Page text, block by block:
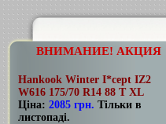
ВНИМАНИЕ! АКЦИЯ
Hankook Winter I*cept IZ2
W616 175/70 R14 88 T XL
Ціна: 2085 грн. Тільки в
листопаді.